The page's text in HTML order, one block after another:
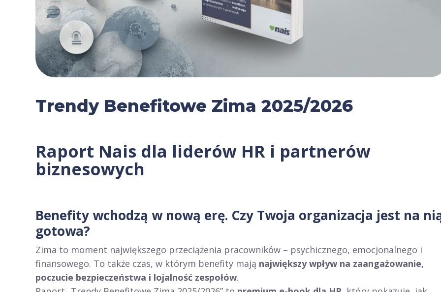
Trendy Benefitowe Zima 2025/2026
Raport Nais dla liderów HR i partnerów
biznesowych
Benefity wchodzą w nową erę. Czy Twoja organizacja jest na
gotowa?
Zima to moment największego przeciążenia pracowników – psychicznego, emocjonalnego i
finansowego. To także czas, w którym benefity mają największy wpływ na zaangażowanie,
poczucie bezpieczeństwa i lojalność zespołów.